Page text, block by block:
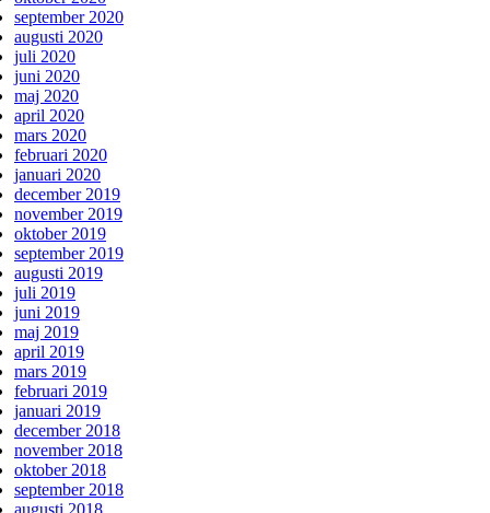
september 2020
augusti 2020
juli 2020
juni 2020
maj 2020
april 2020
mars 2020
februari 2020
januari 2020
december 2019
november 2019
oktober 2019
september 2019
augusti 2019
juli 2019
juni 2019
maj 2019
april 2019
mars 2019
februari 2019
januari 2019
december 2018
november 2018
oktober 2018
september 2018
augusti 2018